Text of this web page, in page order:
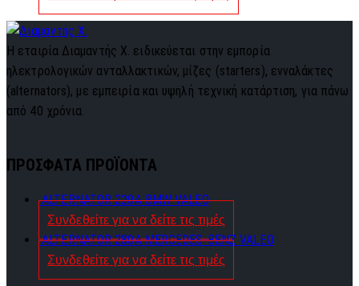
Η εταιρία Διαμαντής Χ. ειδικεύεται στην εμπορία
ηλεκτρολογικών ανταλλακτικών, μίζες (starters), ενναλάκτες
(alternators), με εμπειρία και υψηλή τεχνική κατάρτιση, για πάνω
από 40 χρόνια.
ΠΡΟΣΦΑΤΑ ΠΡΟΪΟΝΤΑ
ALTERNATOR 220A BMW VALEO
Συνδεθείτε για να δείτε τις τιμές
ALTERNATOR 280A MERCEDES-BENZ VALEO
Συνδεθείτε για να δείτε τις τιμές